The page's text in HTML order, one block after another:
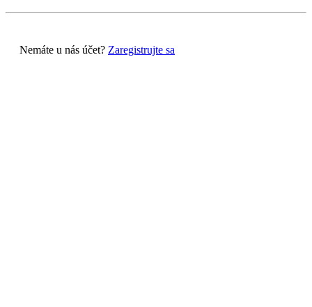
Nemáte u nás účet? Zaregistrujte sa